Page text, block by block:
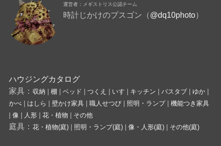
運営者：メギストリス公認チーム
時計じかけのプスゴン（@dq10photo）
ハウジングカタログ
家具： 収納 棚 ベッド つくえ いす キッチン バスタブ| ゆか|
かべ| はしら 壁かけ家具| 職人せつび| 照明・ランプ| 機能つき家具
像| 人形| 花・植物 その他
庭具： 花・植物(庭)| 照明・ランプ(庭)| 像・人形(庭) その他(庭)